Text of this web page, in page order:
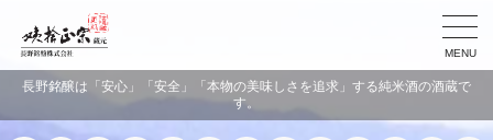
MENU
長野銘醸は「安心」「安全」「本物の美味しさを追求」する純米酒の酒蔵で
す。